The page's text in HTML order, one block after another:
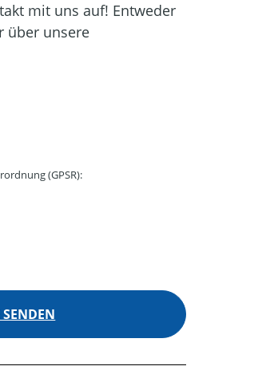
mit uns auf! Entweder
über unsere
(GPSR):